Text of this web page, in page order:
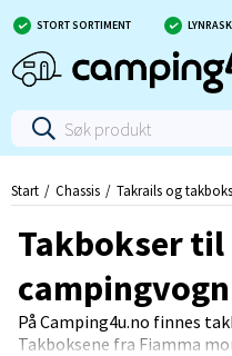
STORT SORTIMENT
Start Chassis Takrails og
Takbokser
campingvogn
På Camping4u.no finnes
Takboksene fra Fiamma